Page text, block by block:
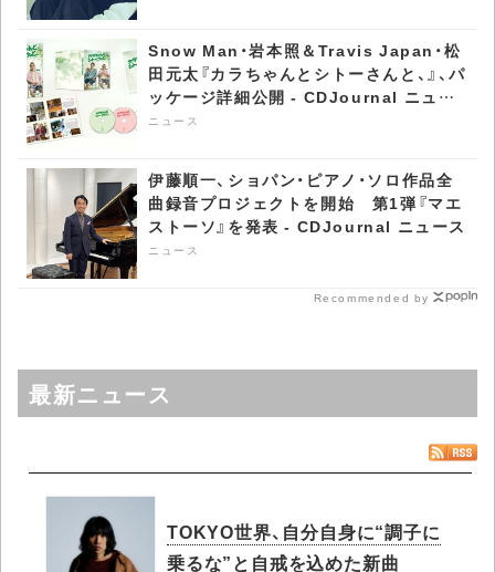
Snow Man・岩本照＆Travis Japan・松
田元太『カラちゃんとシトーさんと、』、パ
ッケージ詳細公開 - CDJournal ニュー
ス
ニュース
伊藤順一、ショパン・ピアノ・ソロ作品全
曲録音プロジェクトを開始 第1弾『マエ
ストーソ』を発表 - CDJournal ニュース
ニュース
Recommended by
最新ニュース
TOKYO世界、自分自身に“調子に
乗るな”と自戒を込めた新曲